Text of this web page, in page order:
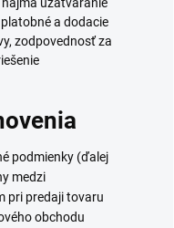
a dodacie
zodpovednosť za
podmienky (ďalej
medzi
pri predaji tovaru
obchodu